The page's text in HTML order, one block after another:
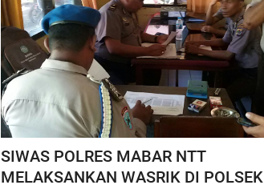
SIWAS POLRES MABAR NTT
MELAKSANKAN WASRIK DI POLSEK